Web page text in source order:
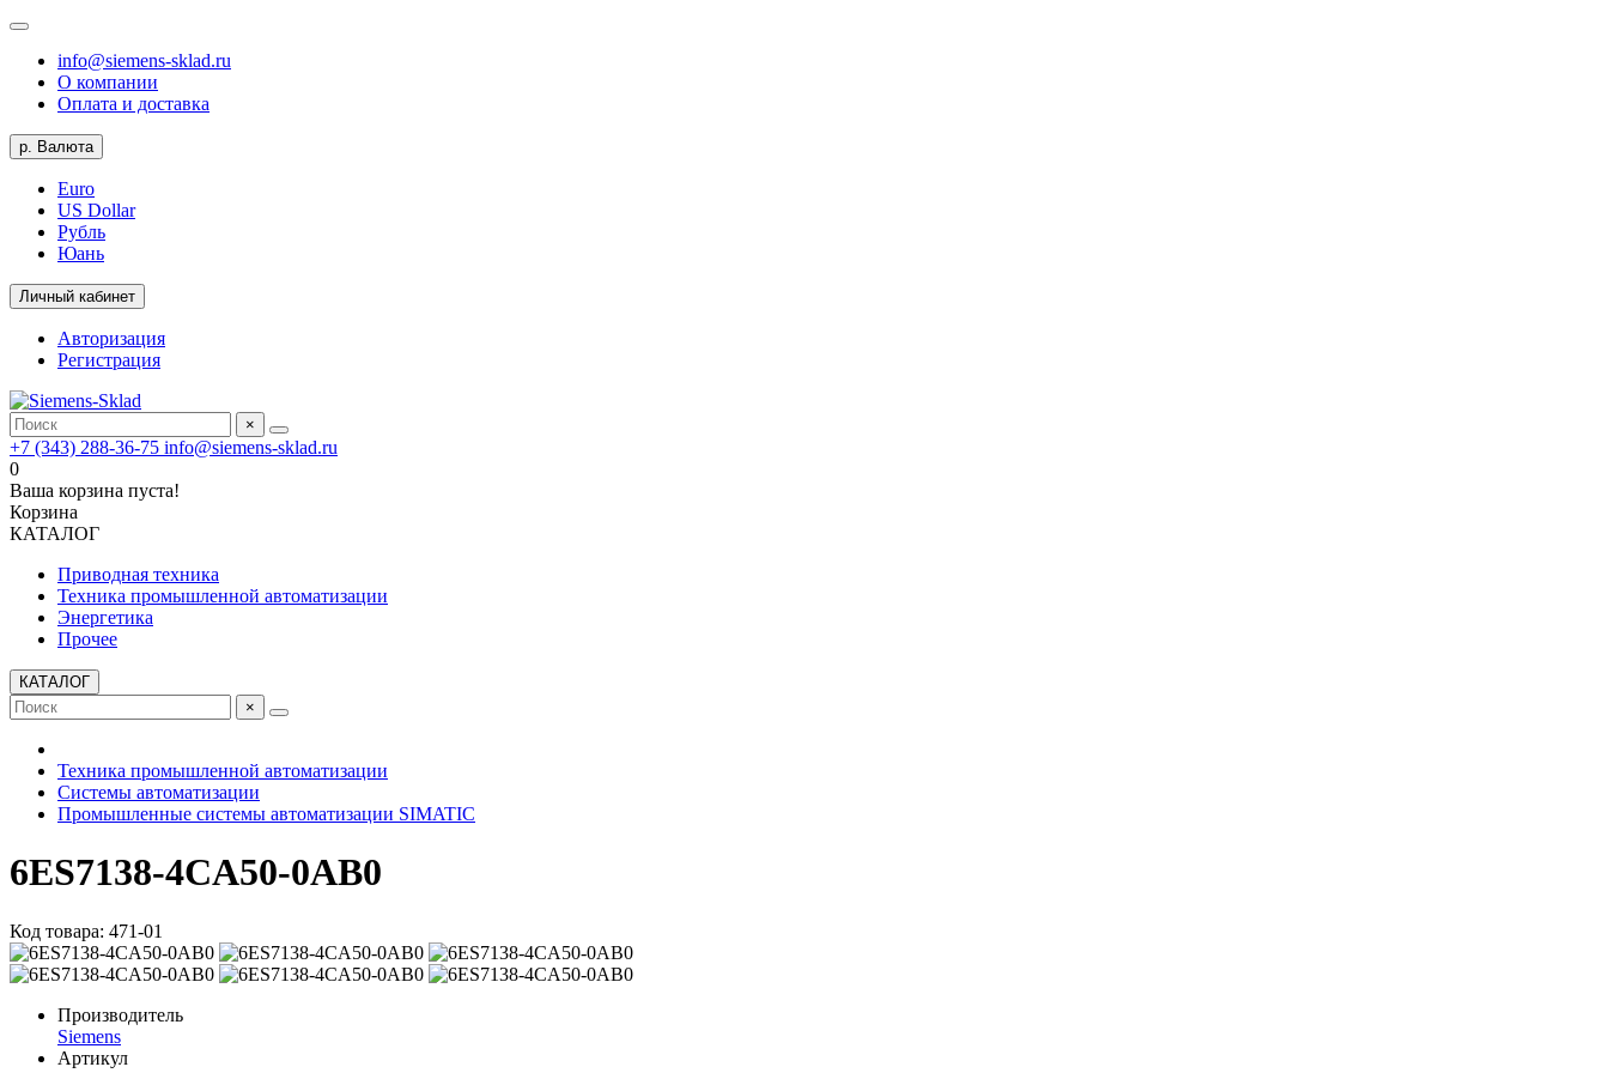
info@siemens-sklad.ru
О компании
Оплата и доставка
р. Валюта
Euro
US Dollar
Рубль
Юань
Личный кабинет
Авторизация
Регистрация
×
+7 (343) 288-36-75 info@siemens-sklad.ru
0
Ваша корзина пуста!
Корзина
КАТАЛОГ
Приводная техника
Техника промышленной автоматизации
Энергетика
Прочее
КАТАЛОГ
×
Техника промышленной автоматизации
Системы автоматизации
Промышленные системы автоматизации SIMATIC
6ES7138-4CA50-0AB0
Код товара: 471-01
Производитель
Siemens
Артикул